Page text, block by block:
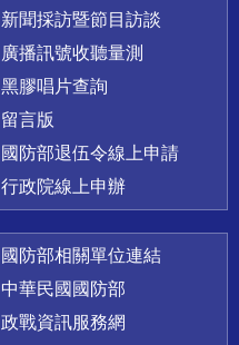
新聞採訪暨節目訪談
廣播訊號收聽量測
黑膠唱片查詢
留言版
國防部退伍令線上申請
行政院線上申辦
國防部相關單位連結
中華民國國防部
政戰資訊服務網